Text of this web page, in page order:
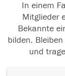
In einem
Mitglieder
Bekannte
bilden.
und